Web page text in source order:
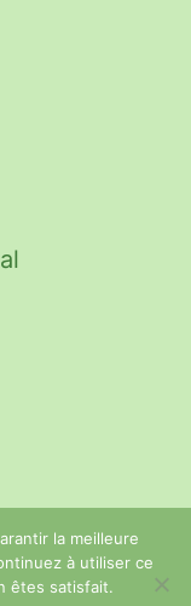
la meilleure
à utiliser ce
êtes satisfait.